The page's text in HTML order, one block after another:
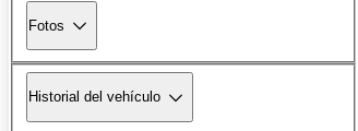
Fotos
Historial del vehículo